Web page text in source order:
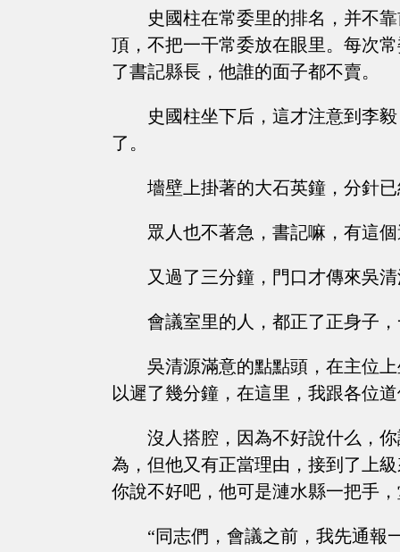
史國柱在常委里的排名，并不
頂，不把一干常委放在眼里。每次
了書記縣長，他誰的面子都不賣。
史國柱坐下后，這才注意到李
了。
墻壁上掛著的大石英鐘，分針
眾人也不著急，書記嘛，有這
又過了三分鐘，門口才傳來吳
會議室里的人，都正了正身子
吳清源滿意的點點頭，在主位
以遲了幾分鐘，在這里，我跟各位
沒人搭腔，因為不好說什么，
為，但他又有正當理由，接到了上
你說不好吧，他可是漣水縣一把手
“同志們，會議之前，我先通報